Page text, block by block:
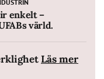
enkelt –
värld.
Läs mer